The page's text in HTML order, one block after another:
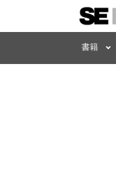
書籍